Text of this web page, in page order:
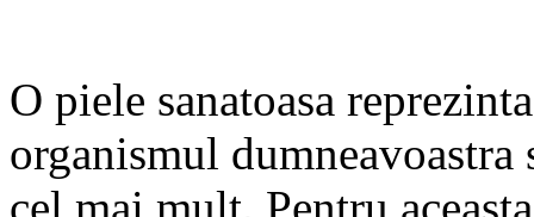
O piele sanatoasa
organismul dumneavoastra
cel mai mult. Pentru